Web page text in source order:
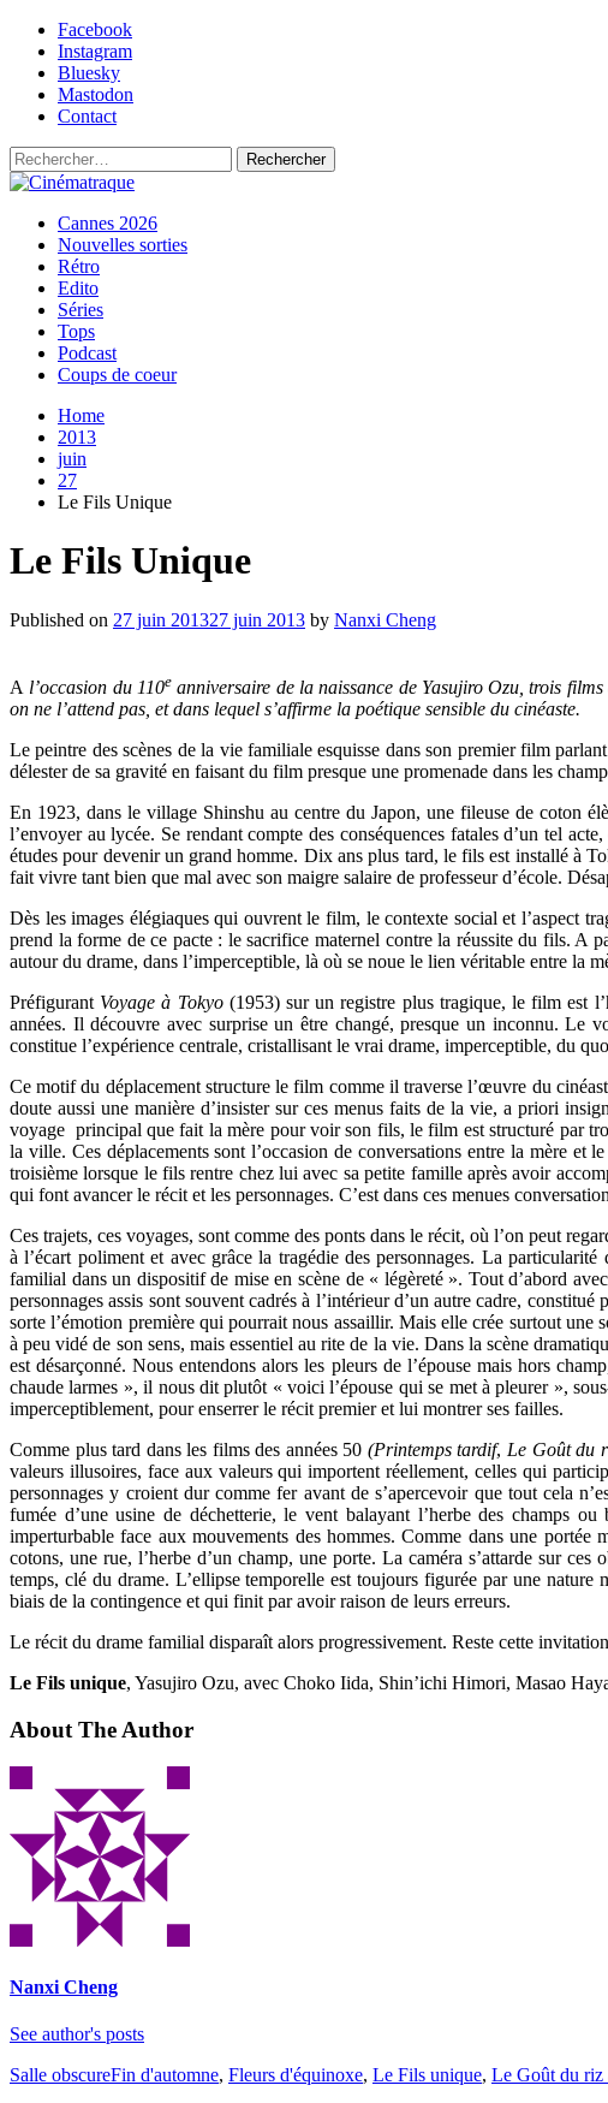
Skip
content
Facebook
Instagram
Bluesky
Mastodon
Contact
Rechercher :
Cinématraque
Si on avait du talent, on ferait des films
Primary
Menu
Cannes 2026
Nouvelles sorties
Rétro
Edito
Séries
Tops
Podcast
Coups de coeur
Home
2013
juin
27
Le Fils Unique
Le Fils Unique
Published on 27 juin 201327 juin 2013 by Nanxi Cheng
A l’occasion du 110eanniversaire de la naissance de Yasujiro Ozu, trois
on ne l’attend pas, et dans lequel s’affirme la poétique sensible du cinéaste.
Le peintre des scènes de la vie familiale esquisse dans son premier film
délester de sa gravité en faisant du film presque une promenade dans les
En 1923, dans le village Shinshu au centre du Japon, une fileuse de coton
l’envoyer au lycée. Se rendant compte des conséquences fatales d’un tel
études pour devenir un grand homme. Dix ans plus tard, le fils est installé à
fait vivre tant bien que mal avec son maigre salaire de professeur d’école.
Dès les images élégiaques qui ouvrent le film, le contexte social et l’aspect
prend la forme de ce pacte : le sacrifice maternel contre la réussite du fils. A
autour du drame, dans l’imperceptible, là où se noue le lien véritable entre la
Préfigurant Voyage à Tokyo(1953) sur un registre plus tragique, le film est
années. Il découvre avec surprise un être changé, presque un inconnu. Le
constitue l’expérience centrale, cristallisant le vrai drame, imperceptible, du
Ce motif du déplacement structure le film comme il traverse l’œuvre du
doute aussi une manière d’insister sur ces menus faits de la vie, a priori
voyage principal que fait la mère pour voir son fils, le film est structuré par
la ville. Ces déplacements sont l’occasion de conversations entre la mère
troisième lorsque le fils rentre chez lui avec sa petite famille après avoir
qui font avancer le récit et les personnages. C’est dans ces menues
Ces trajets, ces voyages, sont comme des ponts dans le récit, où l’on peut
à l’écart poliment et avec grâce la tragédie des personnages. La
familial dans un dispositif de mise en scène de « légèreté ». Tout d’abord
personnages assis sont souvent cadrés à l’intérieur d’un autre cadre,
sorte l’émotion première qui pourrait nous assaillir. Mais elle crée surtout
à peu vidé de son sens, mais essentiel au rite de la vie. Dans la scène
est désarçonné. Nous entendons alors les pleurs de l’épouse mais hors
chaude larmes », il nous dit plutôt « voici l’épouse qui se met à pleurer »,
imperceptiblement, pour enserrer le récit premier et lui montrer ses failles.
Comme plus tard dans les films des années 50 (Printemps tardif, Le Goût du
valeurs illusoires, face aux valeurs qui importent réellement, celles qui
personnages y croient dur comme fer avant de s’apercevoir que tout cela
fumée d’une usine de déchetterie, le vent balayant l’herbe des champs
imperturbable face aux mouvements des hommes. Comme dans une
cotons, une rue, l’herbe d’un champ, une porte. La caméra s’attarde sur
temps, clé du drame. L’ellipse temporelle est toujours figurée par une
biais de la contingence et qui finit par avoir raison de leurs erreurs.
Le récit du drame familial disparaît alors progressivement. Reste cette
Le Fils unique, Yasujiro Ozu, avec Choko Iida, Shin’ichi Himori, Masao
About The Author
Nanxi Cheng
See author's posts
Salle obscureFin d'automne, Fleurs d'équinoxe, Le Fils unique, Le Goût du riz